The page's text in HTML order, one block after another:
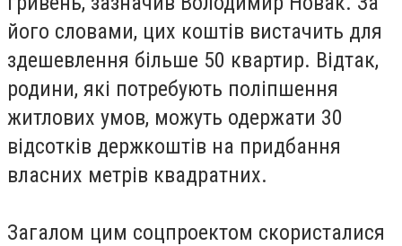
його словами, цих коштів вистачить для
здешевлення більше 50 квартир. Відтак,
родини, які потребують поліпшення
житлових умов, можуть одержати 30
відсотків держкоштів на придбання
власних метрів квадратних.
Загалом цим соцпроектом скористалися